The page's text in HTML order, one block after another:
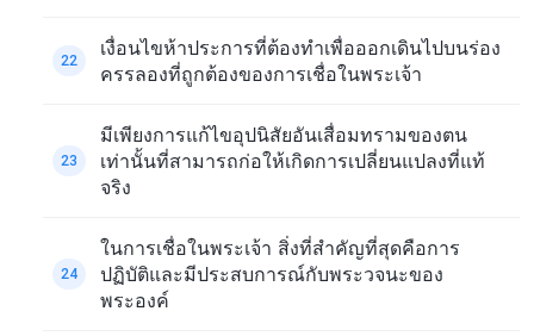
22
เงื่อนไขห้าประการที่ต้องทำเพื่อออกเดินไปบนร่อง
ครรลองที่ถูกต้องของการเชื่อในพระเจ้า
23
มีเพียงการแก้ไขอุปนิสัยอันเสื่อมทรามของตน
เท่านั้นที่สามารถก่อให้เกิดการเปลี่ยนแปลงที่แท้
จริง
24
ในการเชื่อในพระเจ้า สิ่งที่สำคัญที่สุดคือการ
ปฏิบัติและมีประสบการณ์กับพระวจนะของ
พระองค์